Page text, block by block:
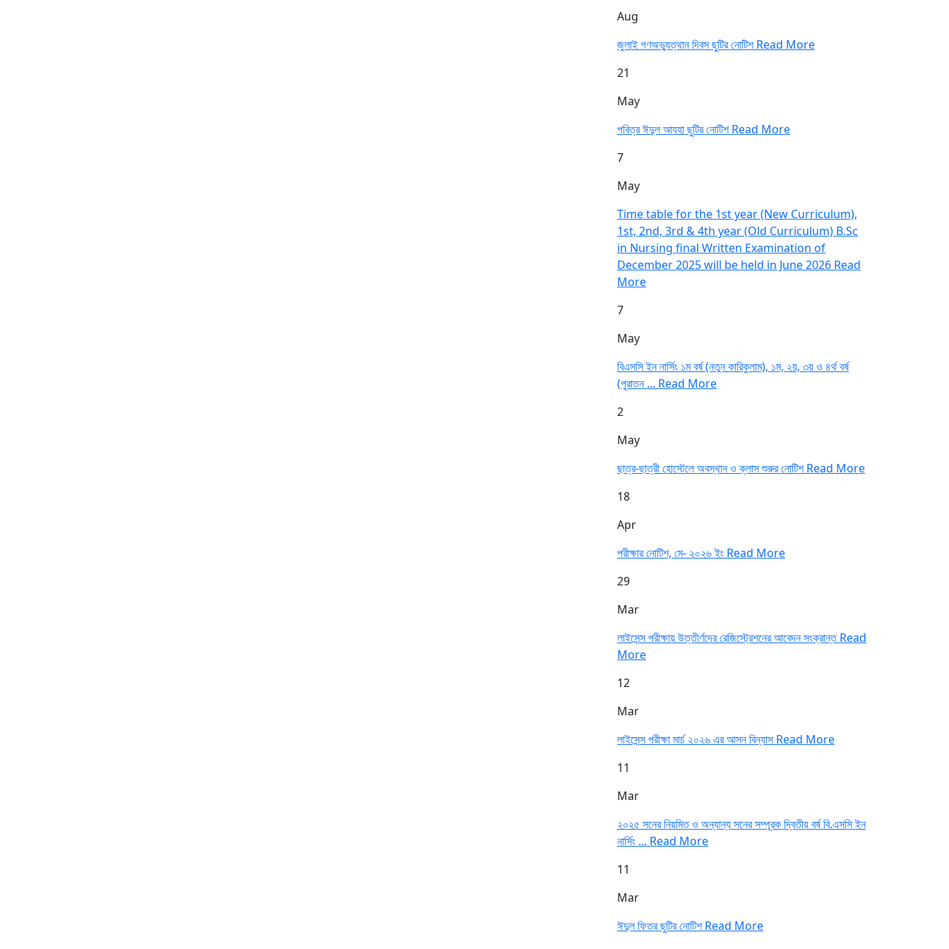
Aug
জুলাই গণঅভ্যুত্থান দিবস ছুটির নোটিশRead More
21
May
পবিত্র ঈদুল আযহা ছুটির নোটিশRead More
7
May
Time table for the 1st year (New Curriculum),
1st, 2nd, 3rd & 4th year (Old Curriculum) B.Sc
in Nursing final Written Examination of
December 2025 will be held in June 2026 Read
More
7
May
বিএসসি ইন নার্সিং ১ম বর্ষ (নতুন কারিকুলাম), ১ম, ২য়, ৩য় ও ৪র্থ বর্ষ
(পুরাতন ... Read More
2
May
ছাত্র-ছাত্রী হোস্টেলে অবস্থান ও ক্লাস শুরুর নোটিশRead More
18
Apr
পরীক্ষার নোটিশ, মে- ২০২৬ ইং Read More
29
Mar
লাইসেন্স পরীক্ষায় উত্তীর্ণদের রেজিস্ট্রেশনের আবেদন সংক্রান্তRead
More
12
Mar
লাইসেন্স পরীক্ষা মার্চ ২০২৬ এর আসন বিন্যাসRead More
11
Mar
২০২৫ সনের নিয়মিত ও অন্যান্য সনের সম্পূরক দ্বিতীয় বর্ষ বি.এসসি ইন
নার্সিং ... Read More
11
Mar
ঈদুল ফিতর ছুটির নোটিশRead More